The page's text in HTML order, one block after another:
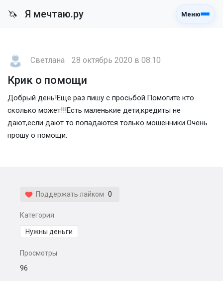
🦄 Я мечтаю.ру Меню
Светлана 28 октябрь 2020 в 08:10
Крик о помощи
Добрый день!Еще раз пишу с просьбой.Помогите кто
сколько может!!!Есть маленькие дети,кредиты не
дают,если дают то попадаются только мошенники.Очень
прошу о помощи.
Поддержать лайком 0
Категория
Нужны деньги
Просмотры
96